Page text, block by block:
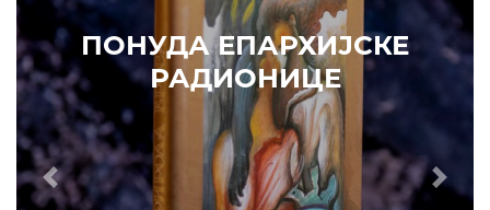
КУПИТЕ
7. ЈУН 2010. САОПШТЕЊА
Eпископ Атанасије: Кратак одговор Жељку Жугићу –
Которанину, а уствари Епископу Артемију
15. ЈАНУАР 2011. ВЕСТИ
Eпископ Атанасије: Артемијева секта -
парасинагога=парацрква